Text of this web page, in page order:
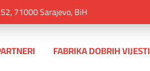
71000 Sarajevo, BiH
FABRIKA DOBRIH VIJESTI